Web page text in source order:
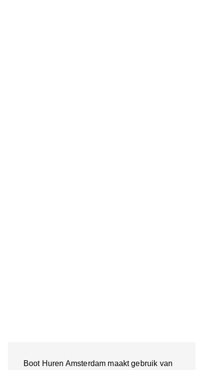
Boot Huren Amsterdam maakt gebruik van